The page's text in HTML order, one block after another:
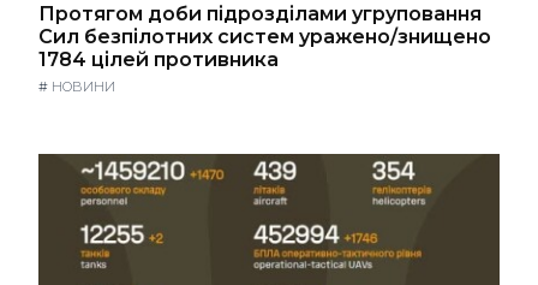
Протягом доби підрозділами угруповання
Сил безпілотних систем уражено/знищено
1784 цілей противника
# НОВИНИ